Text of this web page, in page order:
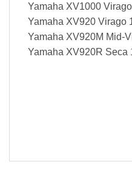
Yamaha XV1000
Yamaha XV920 Virago
Yamaha XV920M Mid-
Yamaha XV920R Seca